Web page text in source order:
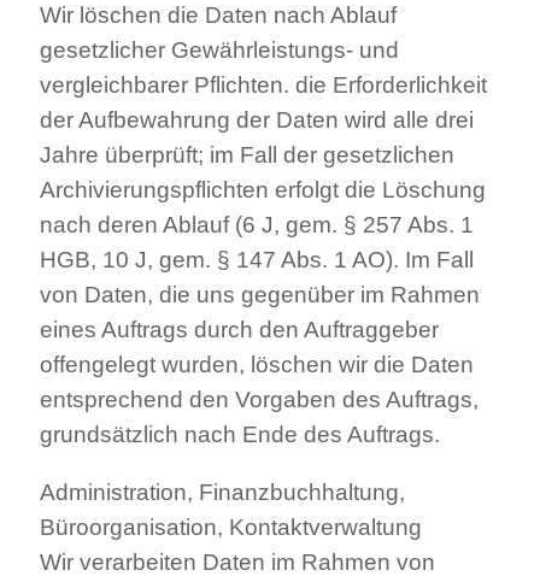
Wir löschen die Daten nach Ablauf
gesetzlicher Gewährleistungs- und
vergleichbarer Pflichten. die Erforderlichkeit
der Aufbewahrung der Daten wird alle drei
Jahre überprüft; im Fall der gesetzlichen
Archivierungspflichten erfolgt die Löschung
nach deren Ablauf (6 J, gem. § 257 Abs. 1
HGB, 10 J, gem. § 147 Abs. 1 AO). Im Fall
von Daten, die uns gegenüber im Rahmen
eines Auftrags durch den Auftraggeber
offengelegt wurden, löschen wir die Daten
entsprechend den Vorgaben des Auftrags,
grundsätzlich nach Ende des Auftrags.
Administration, Finanzbuchhaltung,
Büroorganisation, Kontaktverwaltung
Wir verarbeiten Daten im Rahmen von